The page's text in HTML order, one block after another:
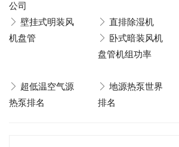
公司
壁挂式明装风
机盘管
直排除湿机
卧式暗装风机
盘管机组功率
超低温空气源
热泵排名
地源热泵世界
排名